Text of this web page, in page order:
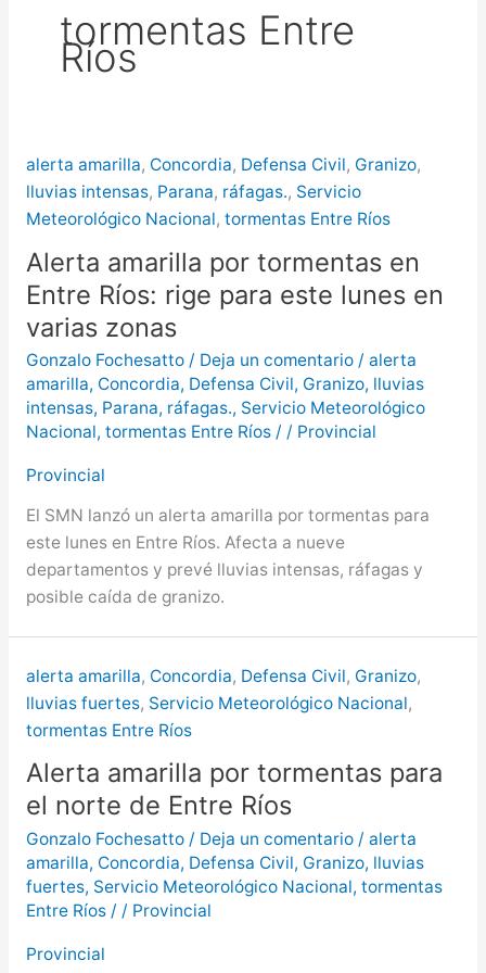
puntos de Concordia
Concordia
tormentas Entre
Ríos
alerta amarilla, Concordia, Defensa Civil, Granizo,
lluvias intensas, Parana, ráfagas., Servicio
Meteorológico Nacional, tormentas Entre Ríos
Alerta amarilla por tormentas en
Entre Ríos: rige para este lunes en
varias zonas
Gonzalo Fochesatto / Deja un comentario / alerta
amarilla, Concordia, Defensa Civil, Granizo, lluvias
intensas, Parana, ráfagas., Servicio Meteorológico
Nacional, tormentas Entre Ríos/ / Provincial
Provincial
El SMN lanzó un alerta amarilla por tormentas para
este lunes en Entre Ríos. Afecta a nueve
departamentos y prevé lluvias intensas, ráfagas y
posible caída de granizo.
alerta amarilla, Concordia, Defensa Civil, Granizo,
lluvias fuertes, Servicio Meteorológico Nacional,
tormentas Entre Ríos
Alerta amarilla por tormentas para
el norte de Entre Ríos
Gonzalo Fochesatto / Deja un comentario / alerta
amarilla, Concordia, Defensa Civil, Granizo, lluvias
fuertes, Servicio Meteorológico Nacional, tormentas
Entre Ríos/ / Provincial
Provincial